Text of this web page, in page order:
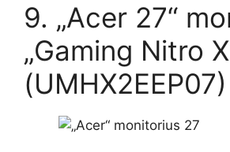
9. „Acer 27“
„Gaming Nitro
(UMHX2EEP07)